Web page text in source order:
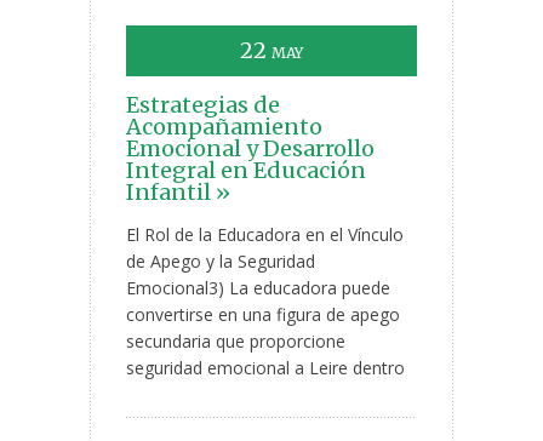
22 MAY
Estrategias de
Acompañamiento
Emocional y Desarrollo
Integral en Educación
Infantil »
El Rol de la Educadora en el Vínculo
de Apego y la Seguridad
Emocional3) La educadora puede
convertirse en una figura de apego
secundaria que proporcione
seguridad emocional a Leire dentro